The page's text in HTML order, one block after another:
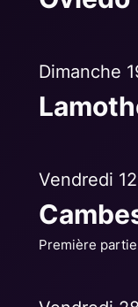
Dimanche
Vendredi
Première